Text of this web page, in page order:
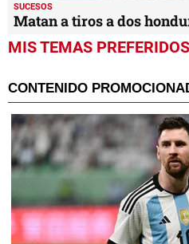
SUCESOS
Matan a tiros a dos
MIS TEMAS PREFERIDOS